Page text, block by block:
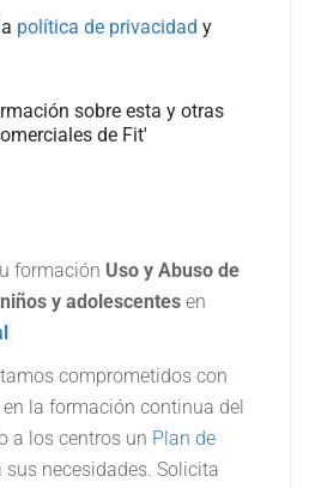
política de privacidad y
sobre esta y otras
de Fit'
formación Uso y Abuso de
y adolescentes en
comprometidos con
la formación continua del
a los centros un Plan de
necesidades. Solicita